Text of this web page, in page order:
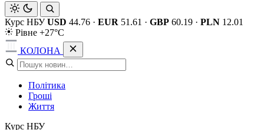
Курс НБУ USD 44.76 · EUR 51.61 · GBP 60.19 · PLN 12.01
Рівне +27°C
КОЛОНА
Політика
Гроші
Життя
Курс НБУ